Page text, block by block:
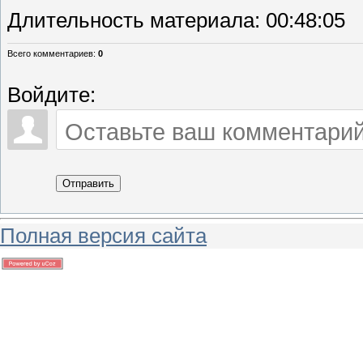
Длительность материала: 00:48:05
Всего комментариев: 0
Войдите:
Отправить
Полная версия сайта